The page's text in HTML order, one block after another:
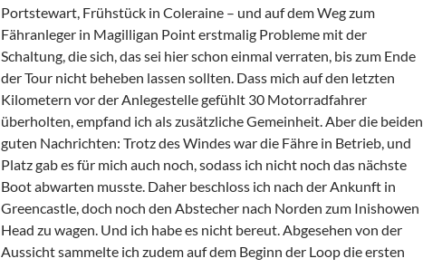
Portstewart, Frühstück in Coleraine – und auf dem Weg zum
Fähranleger in Magilligan Point erstmalig Probleme mit der
Schaltung, die sich, das sei hier schon einmal verraten, bis zum Ende
der Tour nicht beheben lassen sollten. Dass mich auf den letzten
Kilometern vor der Anlegestelle gefühlt 30 Motorradfahrer
überholten, empfand ich als zusätzliche Gemeinheit. Aber die beiden
guten Nachrichten: Trotz des Windes war die Fähre in Betrieb, und
Platz gab es für mich auch noch, sodass ich nicht noch das nächste
Boot abwarten musste. Daher beschloss ich nach der Ankunft in
Greencastle, doch noch den Abstecher nach Norden zum Inishowen
Head zu wagen. Und ich habe es nicht bereut. Abgesehen von der
Aussicht sammelte ich zudem auf dem Beginn der Loop die ersten